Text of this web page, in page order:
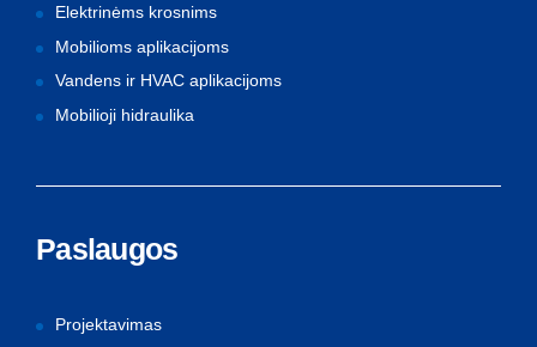
Elektrinėms krosnims
Mobilioms aplikacijoms
Vandens ir HVAC aplikacijoms
Mobilioji hidraulika
Paslaugos
Projektavimas